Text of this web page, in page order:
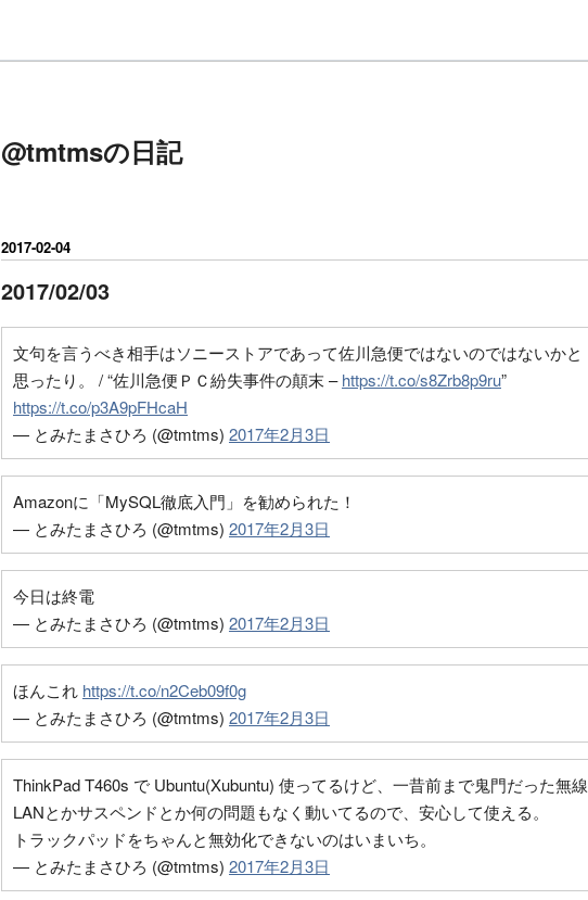
@tmtmsの日記
2017-02-04
2017/02/03
文句を言うべき相手はソニーストアであって佐川急便ではないのではないかと
思ったり。 / “佐川急便ＰＣ紛失事件の顛末 –https://t.co/s8Zrb8p9ru”
https://t.co/p3A9pFHcaH
— とみたまさひろ (@tmtms) 2017年2月3日
Amazonに「MySQL徹底入門」を勧められた！
— とみたまさひろ (@tmtms) 2017年2月3日
今日は終電
— とみたまさひろ (@tmtms) 2017年2月3日
ほんこれ https://t.co/n2Ceb09f0g
— とみたまさひろ (@tmtms) 2017年2月3日
ThinkPad T460s で Ubuntu(Xubuntu) 使ってるけど、一昔前まで鬼門だった無線
LANとかサスペンドとか何の問題もなく動いてるので、安心して使える。
トラックパッドをちゃんと無効化できないのはいまいち。
— とみたまさひろ (@tmtms) 2017年2月3日